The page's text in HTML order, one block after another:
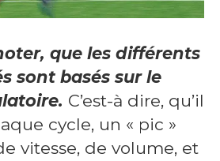
que les différents
sont basés sur le
C’est-à dire, qu’il
cycle, un « pic »
vitesse, de volume, et